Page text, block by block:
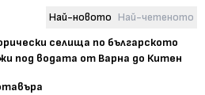
Най-новото Най-четеното
селища по българското
под водата от Варна до Китен